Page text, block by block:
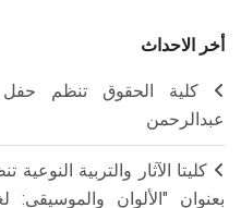
أخر الاحداث
كلية الحقوق تنظم حفل
عبدالرحمن
كليتا الآثار والتربية
بعنوان "الألوان